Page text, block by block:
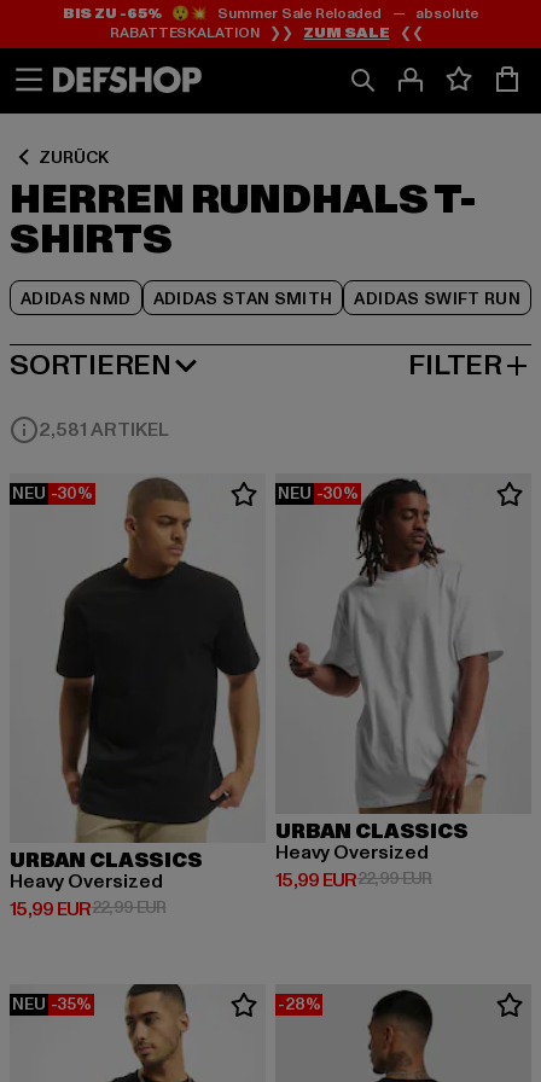
Zum
Inhalt
springen
Zum
Fußzeile
springen
BIS ZU -65%😲💥 Summer Sale Reloaded — absolute
RABATTESKALATION ❯❯ ZUM SALE ❮❮
ZURÜCK
HERREN RUNDHALS T-
SHIRTS
ADIDAS NMD ADIDAS STAN SMITH ADIDAS SWIFT RUN
Zum
Produktraster
springen
SORTIEREN
BELIEBTESTE FILTER
2,581 ARTIKEL
NEU -30%
URBAN CLASSICS
Heavy Oversized
15,99 EUR
Derzeitiger Preis: 15,99 EUR
22,99 EURAktionspreis: 22,99 EUR
NEU -30%
URBAN CLASSICS
Heavy Oversized
15,99 EUR
Derzeitiger Preis: 15,99 EUR
22,99 EURAktionspreis:
NEU -35% -28%